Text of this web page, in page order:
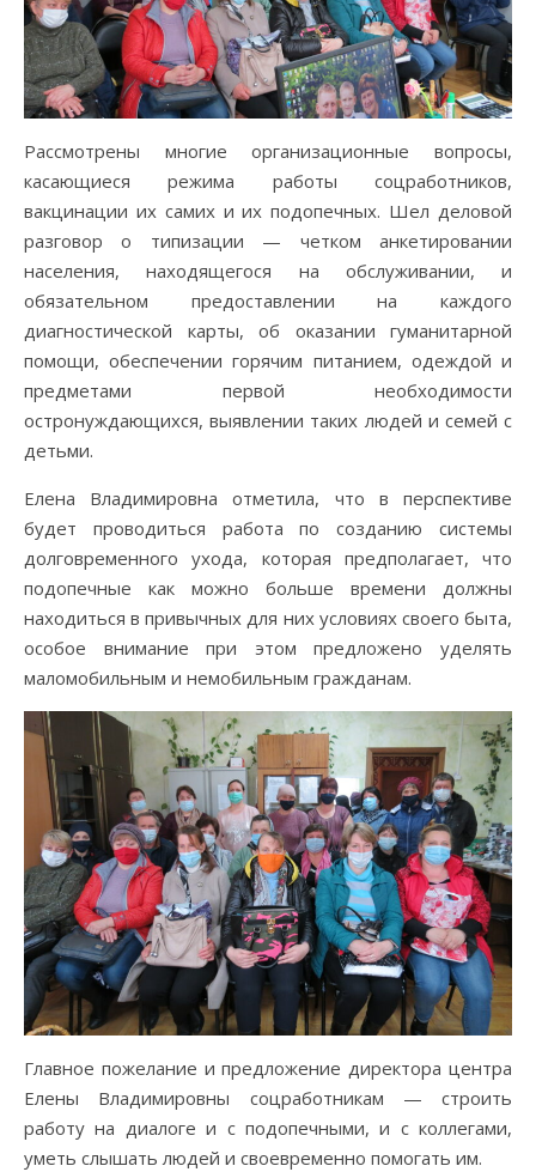
Рассмотрены многие организационные вопросы,
касающиеся режима работы соцработников,
вакцинации их самих и их подопечных. Шел деловой
разговор о типизации — четком анкетировании
населения, находящегося на обслуживании, и
обязательном предоставлении на каждого
диагностической карты, об оказании гуманитарной
помощи, обеспечении горячим питанием, одеждой и
предметами первой необходимости
остронуждающихся, выявлении таких людей и семей с
детьми.
Елена Владимировна отметила, что в перспективе
будет проводиться работа по созданию системы
долговременного ухода, которая предполагает, что
подопечные как можно больше времени должны
находиться в привычных для них условиях своего быта,
особое внимание при этом предложено уделять
маломобильным и немобильным гражданам.
Главное пожелание и предложение директора центра
Елены Владимировны соцработникам — строить
работу на диалоге и с подопечными, и с коллегами,
уметь слышать людей и своевременно помогать им.